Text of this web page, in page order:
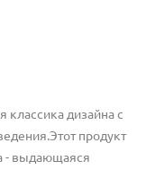
классика дизайна с
продукт
- выдающаяся